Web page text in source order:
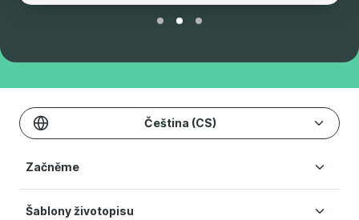
Čeština (CS)
Začněme
Vytvořit životopis
Šablony životopisu